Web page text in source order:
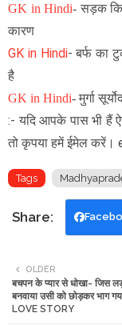
GK in Hindi- सड़क
कारण
GK in Hindi-बर्फ का
है
GK in Hindi- मुर्गा
:- यदि आपके पास भी हैं
तो कृपया हमें ईमेल करें।
Tags
OLDER
बचपन के प्यार से धोखा- जिस
बनवाया उसी को छोड़कर भाग
LOVE STORY